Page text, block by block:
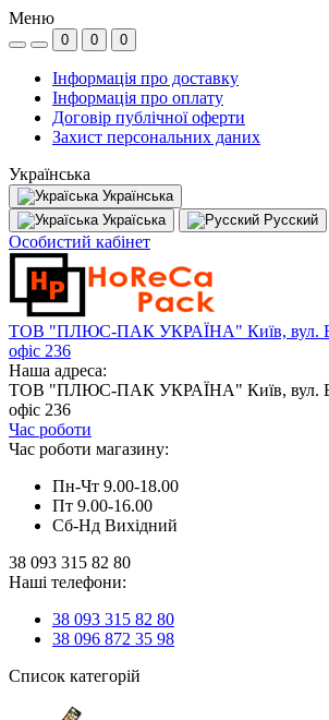
Меню
0 0 0
Інформація про доставку
Інформація про оплату
Договір публічної оферти
Захист персональних даних
Українська
Українська
Україська
Русский
Особистий кабінет
ТОВ "ПЛЮС-ПАК УКРАЇНА" Київ, вул.
офіс 236
Наша адреса:
ТОВ "ПЛЮС-ПАК УКРАЇНА" Київ, вул.
офіс 236
Час роботи
Час роботи магазину:
Пн-Чт 9.00-18.00
Пт 9.00-16.00
Сб-Нд Вихідний
38 093 315 82 80
Наші телефони:
38 093 315 82 80
38 096 872 35 98
Список категорій